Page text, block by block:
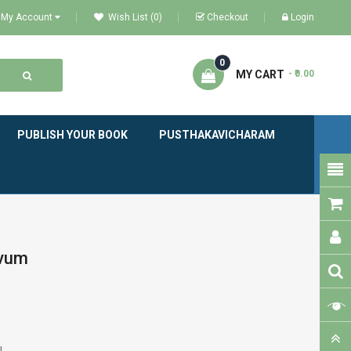
My Account Wish List (0) Checkout Login
MY CART
0
- ₹0.00
PUBLISH YOUR BOOK PUSTHAKAVICHARAM